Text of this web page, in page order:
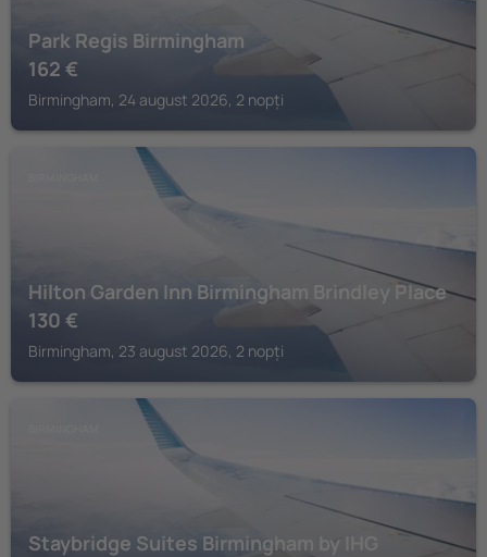
Park Regis Birmingham
162 €
Birmingham, 24 august 2026, 2 nopți
Hilton Garden Inn Birmingham Brindley Place
130 €
Birmingham, 23 august 2026, 2 nopți
Staybridge Suites Birmingham by IHG